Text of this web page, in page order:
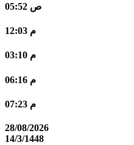
05:52 ص
12:03 م
03:10 م
06:16 م
07:23 م
28/08/2026
14/3/1448